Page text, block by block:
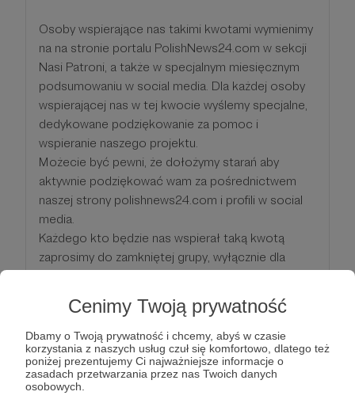
Cenimy Twoją prywatność
Dbamy o Twoją prywatność i chcemy, abyś w czasie
korzystania z naszych usług czuł się komfortowo, dlatego też
poniżej prezentujemy Ci najważniejsze informacje o
zasadach przetwarzania przez nas Twoich danych
osobowych.
Osoby wspierające nas takimi kwotami wymienimy
na na stronie portalu PolishNews24.com w sekcji
Nasi Patroni, a także w specjalnym miesięcznym
podsumowaniu w social media. Dla każdej osoby
wspierającej nas w tej kwocie wyślemy specjalne,
dedykowane podziękowanie za pomoc i
wspieranie naszego projektu.
Możecie być pewni, że dołożymy starań aby
aktywnie podziękować wam za pośrednictwem
naszej strony polishnews24.com i profili w social
media.
Każdego kto będzie nas wspierał taką kwotą
zaprosimy do zamkniętej grupy, wyłącznie dla
W imieniu naszego całego skromnego zespołu
WIELKIE DZIEKI!!! za okazane wsparcie!
Pozdrawiamy,
Redakcja portalu PolishNews24.com
Patroni: 0